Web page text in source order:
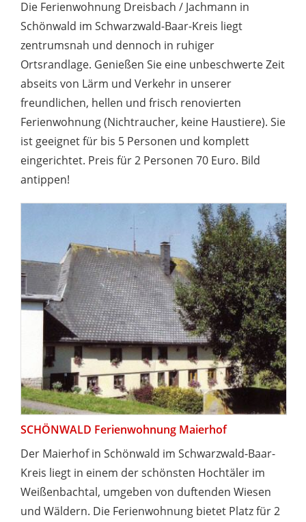
Die Ferienwohnung Dreisbach / Jachmann in
Schönwald im Schwarzwald-Baar-Kreis liegt
zentrumsnah und dennoch in ruhiger
Ortsrandlage. Genießen Sie eine unbeschwerte Zeit
abseits von Lärm und Verkehr in unserer
freundlichen, hellen und frisch renovierten
Ferienwohnung (Nichtraucher, keine Haustiere). Sie
ist geeignet für bis 5 Personen und komplett
eingerichtet. Preis für 2 Personen 70 Euro. Bild
antippen!
SCHÖNWALD Ferienwohnung Maierhof
Der Maierhof in Schönwald im Schwarzwald-Baar-
Kreis liegt in einem der schönsten Hochtäler im
Weißenbachtal, umgeben von duftenden Wiesen
und Wäldern. Die Ferienwohnung bietet Platz für 2